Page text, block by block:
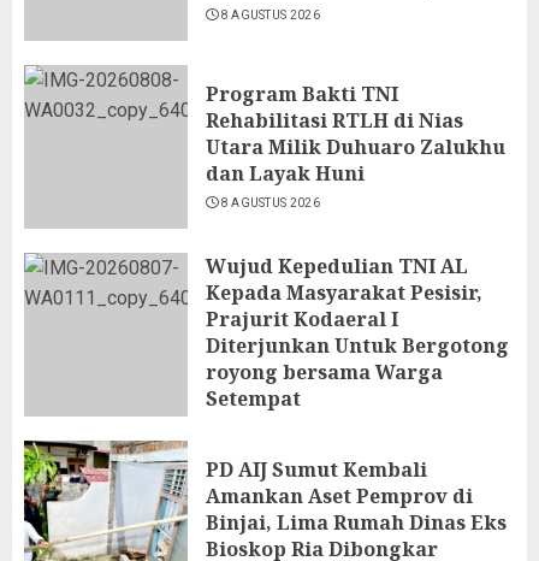
8 AGUSTUS 2026
Program Bakti TNI
Rehabilitasi RTLH di Nias
Utara Milik Duhuaro Zalukhu
dan Layak Huni
8 AGUSTUS 2026
Wujud Kepedulian TNI AL
Kepada Masyarakat Pesisir,
Prajurit Kodaeral I
Diterjunkan Untuk Bergotong
royong bersama Warga
Setempat
PD AIJ Sumut Kembali
Amankan Aset Pemprov di
Binjai, Lima Rumah Dinas Eks
Bioskop Ria Dibongkar